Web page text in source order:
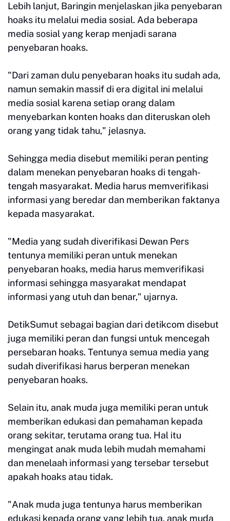
Lebih lanjut, Baringin menjelaskan jika penyebaran
hoaks itu melalui media sosial. Ada beberapa
media sosial yang kerap menjadi sarana
penyebaran hoaks.
"Dari zaman dulu penyebaran hoaks itu sudah ada,
namun semakin massif di era digital ini melalui
media sosial karena setiap orang dalam
menyebarkan konten hoaks dan diteruskan oleh
orang yang tidak tahu," jelasnya.
Sehingga media disebut memiliki peran penting
dalam menekan penyebaran hoaks di tengah-
tengah masyarakat. Media harus memverifikasi
informasi yang beredar dan memberikan faktanya
kepada masyarakat.
"Media yang sudah diverifikasi Dewan Pers
tentunya memiliki peran untuk menekan
penyebaran hoaks, media harus memverifikasi
informasi sehingga masyarakat mendapat
informasi yang utuh dan benar," ujarnya.
DetikSumut sebagai bagian dari detikcom disebut
juga memiliki peran dan fungsi untuk mencegah
persebaran hoaks. Tentunya semua media yang
sudah diverifikasi harus berperan menekan
penyebaran hoaks.
Selain itu, anak muda juga memiliki peran untuk
memberikan edukasi dan pemahaman kepada
orang sekitar, terutama orang tua. Hal itu
mengingat anak muda lebih mudah memahami
dan menelaah informasi yang tersebar tersebut
apakah hoaks atau tidak.
"Anak muda juga tentunya harus memberikan
edukasi kepada orang yang lebih tua, anak muda